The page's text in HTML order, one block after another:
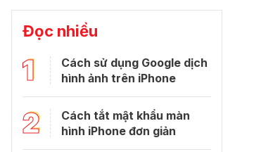
Đọc nhiều
1
Cách sử dụng Google dịch
hình ảnh trên iPhone
2
Cách tắt mật khẩu màn
hình iPhone đơn giản